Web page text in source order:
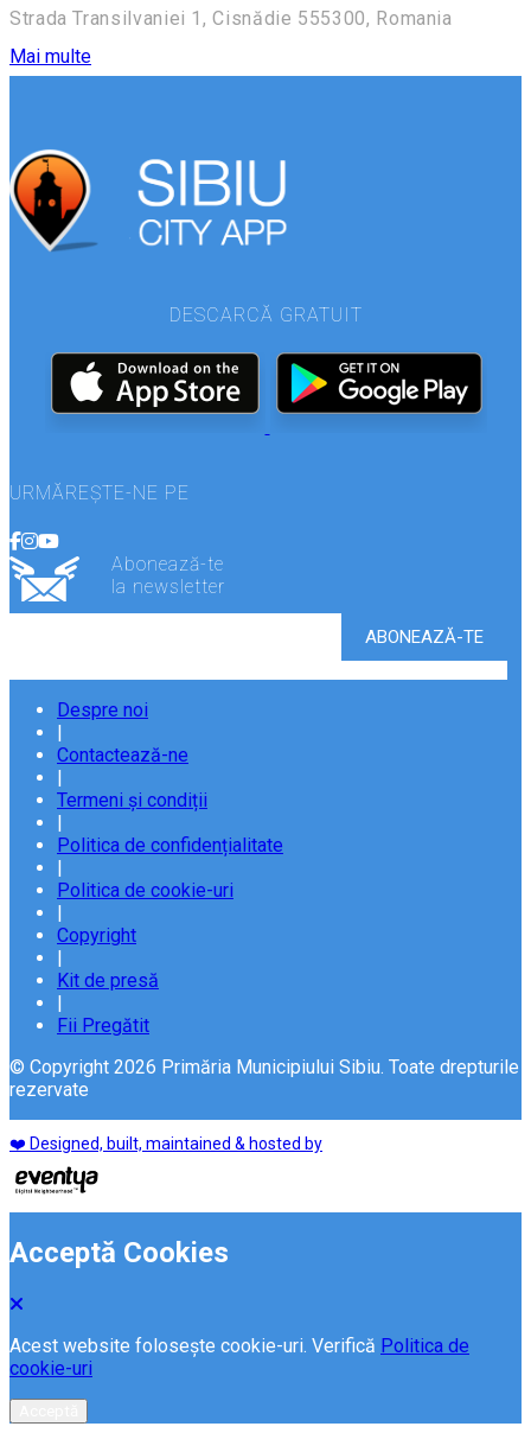
Strada Transilvaniei 1, Cisnădie 555300, Romania
Mai multe
DESCARCĂ GRATUIT
URMĂREȘTE-NE PE
Abonează-te
la newsletter
Despre noi
|
Contactează-ne
|
Termeni și condiții
|
Politica de confidențialitate
|
Politica de cookie-uri
|
Copyright
|
Kit de presă
|
Fii Pregătit
© Copyright 2026 Primăria Municipiului Sibiu. Toate drepturile
rezervate
❤️ Designed, built, maintained & hosted by
Acceptă Cookies
Acest website folosește cookie-uri. Verifică Politica de
cookie-uri